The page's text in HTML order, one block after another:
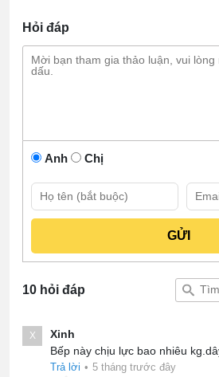
Hỏi đáp
Anh Chị
10 hỏi đáp
X
Xinh
Bếp này chịu lực bao nhiêu
Trả lời • 5 tháng trước đây